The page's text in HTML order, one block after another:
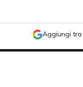
Aggiungi tra